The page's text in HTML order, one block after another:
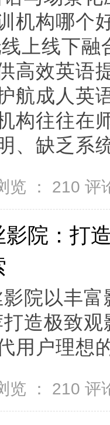
机构哪个
上线下
高效英语
航成人英
构往往在
、缺乏系
览 ： 210 评
影院：打
院以丰
造极致
用户理想
览 ： 210 评